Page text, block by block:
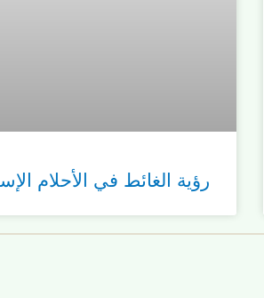
رؤية الغائط في الأحلام